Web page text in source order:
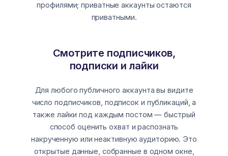
профилями; приватные аккаунты остаются
приватными.
Смотрите подписчиков,
подписки и лайки
Для любого публичного аккаунта вы видите
число подписчиков, подписок и публикаций, а
также лайки под каждым постом — быстрый
способ оценить охват и распознать
накрученную или неактивную аудиторию. Это
открытые данные, собранные в одном окне,